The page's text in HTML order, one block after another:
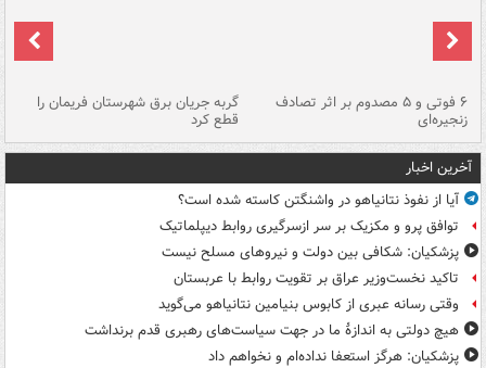
۶ فوتی و ۵ مصدوم بر اثر تصادف
زنجیره‌ای
گربه جریان برق شهرستان فریمان را
قطع کرد
آخرین اخبار
آیا از نفوذ نتانیاهو در واشنگتن کاسته شده است؟
توافق پرو و مکزیک بر سر ازسرگیری روابط دیپلماتیک
پزشکیان: شکافی بین دولت و نیروهای مسلح نیست
تاکید نخست‌وزیر عراق بر تقویت روابط با عربستان
وقتی رسانه عبری از کابوس بنیامین نتانیاهو می‌گوید
هیچ دولتی به اندازۀ ما در جهت سیاست‌های رهبری قدم برنداشت
پزشکیان: هرگز استعفا نداده‌ام و نخواهم داد